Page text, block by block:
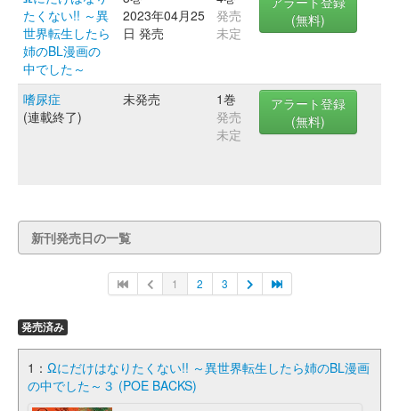
たくない!! ～異
世界転生したら
姉のBL漫画の
中でした～
2023年04月25
日 発売
発売
未定
(無料)
嗜尿症
(連載終了)
未発売
1巻
発売
未定
アラート登録
(無料)
新刊発売日の一覧
1 2 3
発売済み
1： Ωにだけはなりたくない!! ～異世界転生したら姉のBL漫画
の中でした～３ (POE BACKS)